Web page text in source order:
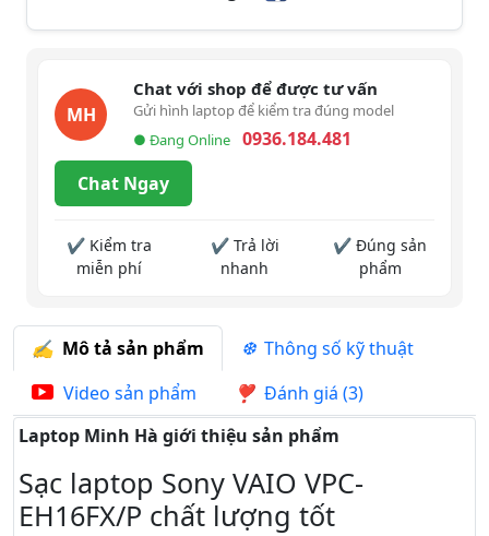
MH
Chat với shop để được tư vấn
Gửi hình laptop để kiểm tra đúng model
● Đang Online
0936.184.481
Chat Ngay
✔ Kiểm tra
miễn phí
✔ Trả lời
nhanh
✔ Đúng sản
phẩm
Mô tả sản phẩm
Thông số kỹ thuật
Video sản phẩm
Đánh giá (3)
Laptop Minh Hà giới thiệu sản phẩm
Sạc laptop Sony VAIO VPC-
EH16FX/P chất lượng tốt